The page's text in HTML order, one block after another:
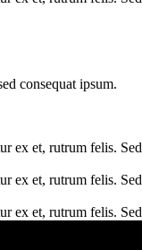
consequat ipsum.
ex et, rutrum felis.
ex et, rutrum felis.
ex et, rutrum felis.